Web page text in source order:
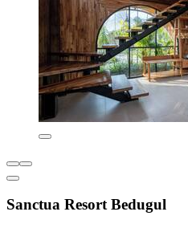
Sanctua Resort Bedugul